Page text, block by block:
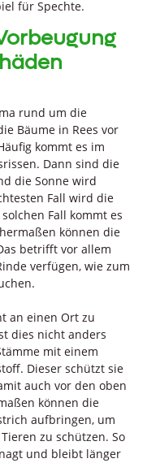
für Spechte.
rund um die
Bäume in Rees vor
kommt es im
Dann sind die
die Sonne wird
Fall wird die
Fall kommt es
können die
betrifft vor allem
verfügen, wie zum
an einen Ort zu
dies nicht anders
mit einem
Dieser schützt sie
auch vor den oben
können die
aufbringen, um
zu schützen. So
und bleibt länger